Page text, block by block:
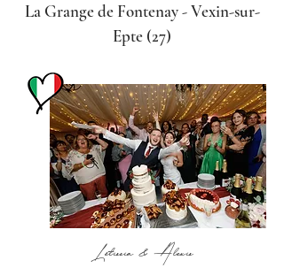
La Grange de Fontenay - Vexin-sur-
Epte (27)
Létissia & Alexis